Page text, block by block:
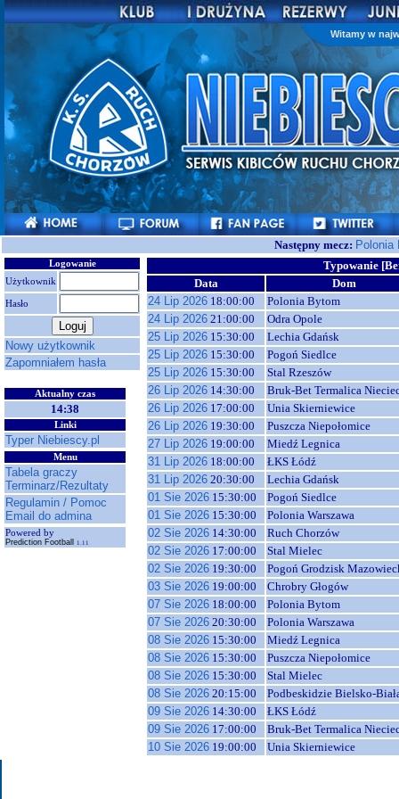
Witamy w
Następny mecz:
Logowanie
Użytkownik
Hasło
Nowy użytkownik
Zapomniałem hasła
Aktualny czas
14:38
Linki
Typer Niebiescy.pl
Menu
Tabela graczy
Terminarz/Rezultaty
Regulamin / Pomoc
Email do admina
Powered by
Prediction Football 1.11
Typowanie
Data
Dom
24 Lip 2026 18:00:00
Polonia Bytom
24 Lip 2026 21:00:00
Odra Opole
25 Lip 2026 15:30:00
Lechia Gdańsk
25 Lip 2026 15:30:00
Pogoń Siedlce
25 Lip 2026 15:30:00
Stal Rzeszów
26 Lip 2026 14:30:00
Bruk-Bet Termalica
26 Lip 2026 17:00:00
Unia Skierniewice
26 Lip 2026 19:30:00
Puszcza Niepołomice
27 Lip 2026 19:00:00
Miedź Legnica
31 Lip 2026 18:00:00
ŁKS Łódź
31 Lip 2026 20:30:00
Lechia Gdańsk
01 Sie 2026 15:30:00
Pogoń Siedlce
01 Sie 2026 15:30:00
Polonia Warszawa
02 Sie 2026 14:30:00
Ruch Chorzów
02 Sie 2026 17:00:00
Stal Mielec
02 Sie 2026 19:30:00
Pogoń Grodzisk
03 Sie 2026 19:00:00
Chrobry Głogów
07 Sie 2026 18:00:00
Polonia Bytom
07 Sie 2026 20:30:00
Polonia Warszawa
08 Sie 2026 15:30:00
Miedź Legnica
08 Sie 2026 15:30:00
Puszcza Niepołomice
08 Sie 2026 15:30:00
Stal Mielec
08 Sie 2026 20:15:00
Podbeskidzie Bielsko-
09 Sie 2026 14:30:00
ŁKS Łódź
09 Sie 2026 17:00:00
Bruk-Bet Termalica
10 Sie 2026 19:00:00 Unia Skierniewice